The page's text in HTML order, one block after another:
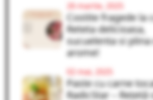
26 martie, 2025
Costite fragede la
Reteta delicioasa,
sucuelenta si plina
arome!
02 mai, 2025
Paste cu carne
RadicStar – Rețetă